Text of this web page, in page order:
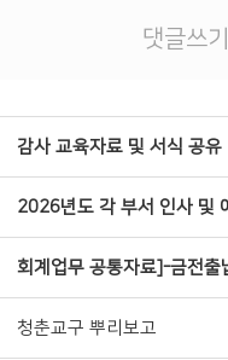
댓글쓰
감사 교육자료 및 서식 공유
2026년도 각 부서 인사 및
회계업무 공통자료]-금전출
청춘교구 뿌리보고